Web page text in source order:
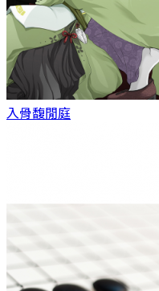
入骨馥閒庭